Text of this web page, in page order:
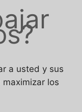
a usted y sus
los